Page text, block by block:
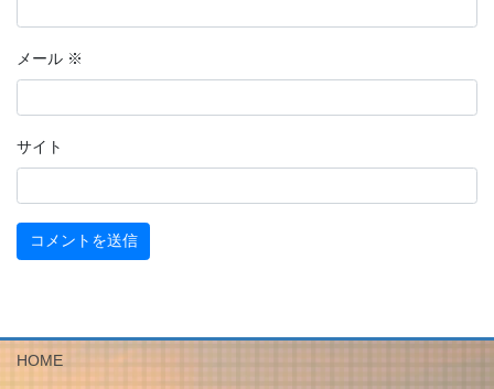
メール ※
サイト
HOME